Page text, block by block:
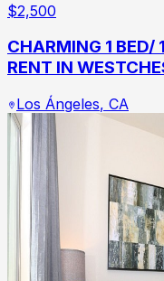
$2,500
CHARMING 1 BED/
RENT IN
Los Ángeles, CA